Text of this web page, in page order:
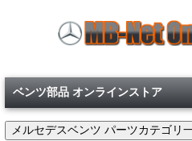
ベンツ部品 オンラインストア